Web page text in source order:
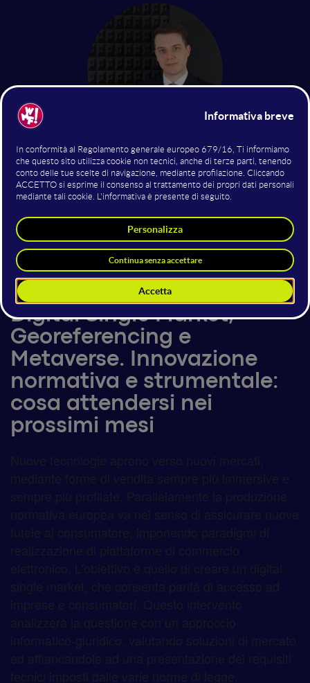
Marco Alagna
Associate - IT/IP Dep. (AI,
Blockchain, Metaverse and Data
Perani Pozzi Associati
16 giugno 202313:20 - 14:00
E-commerce
Digital Single Market,
Georeferencing e
Metaverse. Innovazione
normativa e strumentale:
cosa attendersi nei
prossimi mesi